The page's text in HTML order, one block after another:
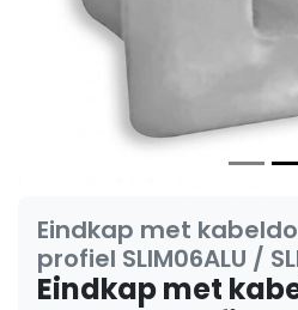
Eindkap met
profiel SLIM06ALU /
Eindkap met